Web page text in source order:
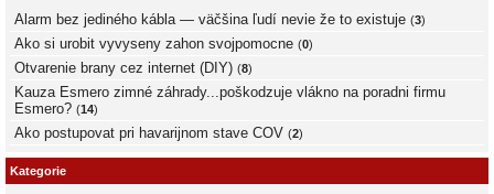
Alarm bez jediného kábla — väčšina ľudí nevie že to existuje (3)
Ako si urobit vyvyseny zahon svojpomocne (0)
Otvarenie brany cez internet (DIY) (8)
Kauza Esmero zimné záhrady...poškodzuje vlákno na poradni firmu
Esmero? (14)
Ako postupovat pri havarijnom stave COV (2)
Kategorie